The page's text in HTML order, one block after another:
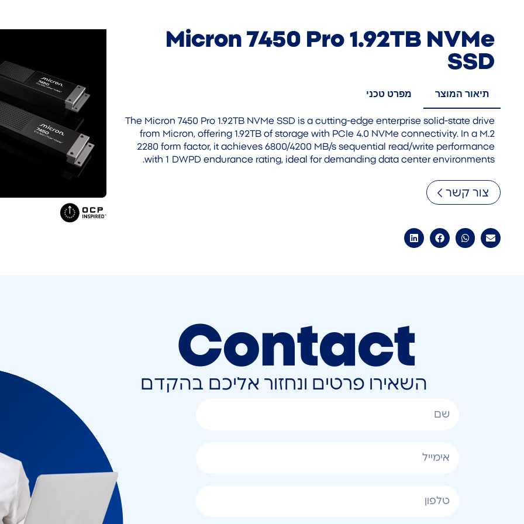
Micron 7450 Pro 1.92TB NVMe
SSD
תיאור המוצר מפרט טכני
The Micron 7450 Pro 1.92TB NVMe SSD is a cutting-edge enterprise solid-state drive
from Micron, offering 1.92TB of storage with PCIe 4.0 NVMe connectivity. In a M.2
2280 form factor, it achieves 6800/4200 MB/s sequential read/write performance
with 1 DWPD endurance rating, ideal for demanding data center environments.
צור קשר
Contact
השאירו פרטים ונחזור אליכם בהקדם